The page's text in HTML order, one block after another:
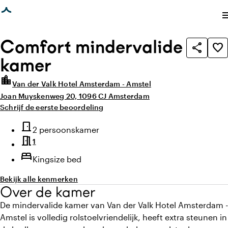
geladen
photo_library
Comfort mindervalide
kamer
share favorite_border
location_cityVan der Valk Hotel Amsterdam - Amstel
Joan Muyskenweg 20, 1096 CJ Amsterdam
Schrijf de eerste beoordeling
Highlights
door_frontType kamer
2 persoonskamer
meeting_room1
bedKingsize bed
Bekijk alle kenmerken
Over de kamer
De mindervalide kamer van Van der Valk Hotel Amsterdam -
Amstel is volledig rolstoelvriendelijk, heeft extra steunen in